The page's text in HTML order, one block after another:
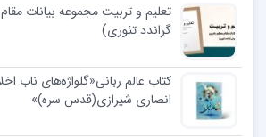
تعلیم و تربیت مجموعه بیانات
گراندد تئوری)
کتاب عالم ربانی«گل­واژه‌­های ناب
انصاری شیرازی(قدس سره)»